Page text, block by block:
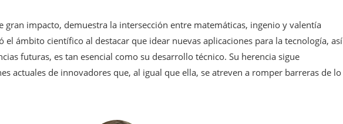
gran impacto, demuestra la intersección entre matemáticas, ingenio y valentía
el ámbito científico al destacar que idear nuevas aplicaciones para la tecnología, así
futuras, es tan esencial como su desarrollo técnico. Su herencia sigue
actuales de innovadores que, al igual que ella, se atreven a romper barreras de lo